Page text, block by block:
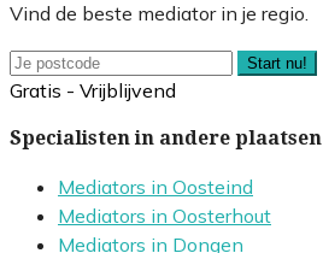
Vind de beste mediator in je regio.
Start nu!
Gratis - Vrijblijvend
Specialisten in andere plaatsen
Mediators in Oosteind
Mediators in Oosterhout
Mediators in Dongen